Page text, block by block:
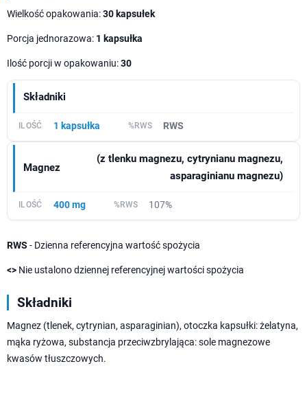
Wielkość opakowania:30 kapsułek
Porcja jednorazowa: 1 kapsułka
Ilość porcji w opakowaniu:30
Składniki
1 kapsułka RWS
Magnez
(z tlenku magnezu, cytrynianu magnezu,
asparaginianu magnezu)
400 mg 107%
RWS - Dzienna referencyjna wartość spożycia
<> Nie ustalono dziennej referencyjnej wartości spożycia
Składniki
Magnez (tlenek, cytrynian, asparaginian), otoczka kapsułki: żelatyna,
mąka ryżowa, substancja przeciwzbrylająca: sole magnezowe
kwasów tłuszczowych.